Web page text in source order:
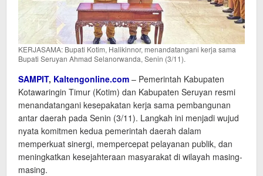
KERJASAMA: Bupati Kotim, Halikinnor, menandatangani kerja sama
Bupati Seruyan Ahmad Selanorwanda, Senin (3/11).
SAMPIT, Kaltengonline.com – Pemerintah Kabupaten
Kotawaringin Timur (Kotim) dan Kabupaten Seruyan resmi
menandatangani kesepakatan kerja sama pembangunan
antar daerah pada Senin (3/11). Langkah ini menjadi wujud
nyata komitmen kedua pemerintah daerah dalam
memperkuat sinergi, mempercepat pelayanan publik, dan
meningkatkan kesejahteraan masyarakat di wilayah masing-
masing.